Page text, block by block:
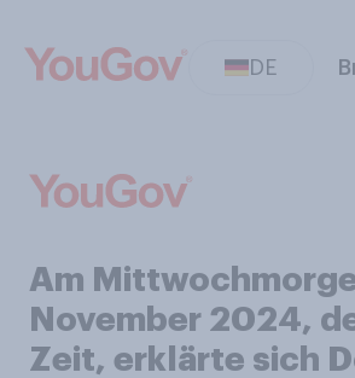
DE
Am
November 2024,
Zeit, erklärte sich